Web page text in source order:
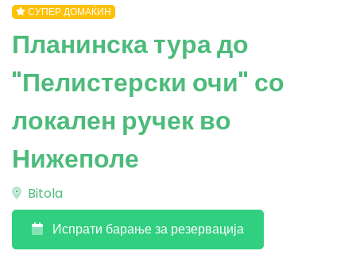
СУПЕР ДОМАЌИН
Планинска тура до
"Пелистерски очи" со
локален ручек во
Нижеполе
Bitola
Испрати барање за резервација